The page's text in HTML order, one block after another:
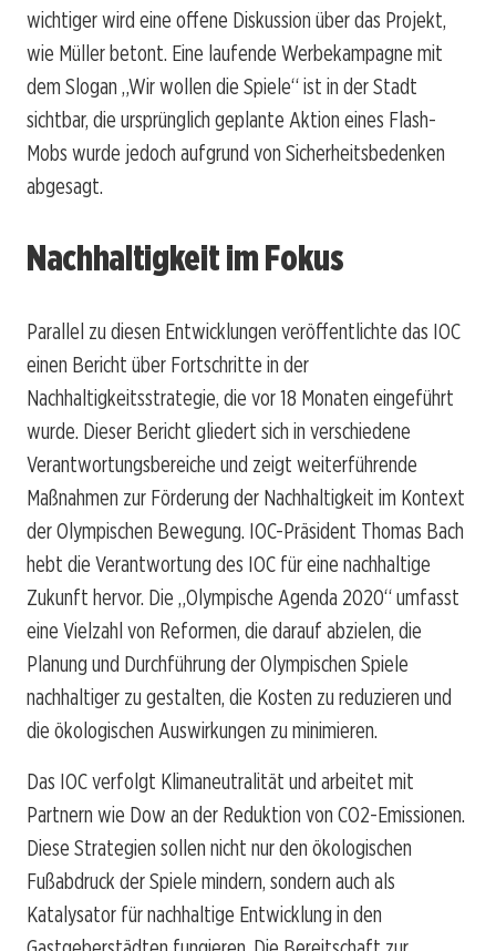
wichtiger wird eine offene Diskussion über das Projekt,
wie Müller betont. Eine laufende Werbekampagne mit
dem Slogan „Wir wollen die Spiele“ ist in der Stadt
sichtbar, die ursprünglich geplante Aktion eines Flash-
Mobs wurde jedoch aufgrund von Sicherheitsbedenken
abgesagt.
Nachhaltigkeit im Fokus
Parallel zu diesen Entwicklungen veröffentlichte das IOC
einen Bericht über Fortschritte in der
Nachhaltigkeitsstrategie, die vor 18 Monaten eingeführt
wurde. Dieser Bericht gliedert sich in verschiedene
Verantwortungsbereiche und zeigt weiterführende
Maßnahmen zur Förderung der Nachhaltigkeit im Kontext
der Olympischen Bewegung. IOC-Präsident Thomas Bach
hebt die Verantwortung des IOC für eine nachhaltige
Zukunft hervor. Die „Olympische Agenda 2020“ umfasst
eine Vielzahl von Reformen, die darauf abzielen, die
Planung und Durchführung der Olympischen Spiele
nachhaltiger zu gestalten, die Kosten zu reduzieren und
die ökologischen Auswirkungen zu minimieren.
Das IOC verfolgt Klimaneutralität und arbeitet mit
Partnern wie Dow an der Reduktion von CO2-Emissionen.
Diese Strategien sollen nicht nur den ökologischen
Fußabdruck der Spiele mindern, sondern auch als
Katalysator für nachhaltige Entwicklung in den